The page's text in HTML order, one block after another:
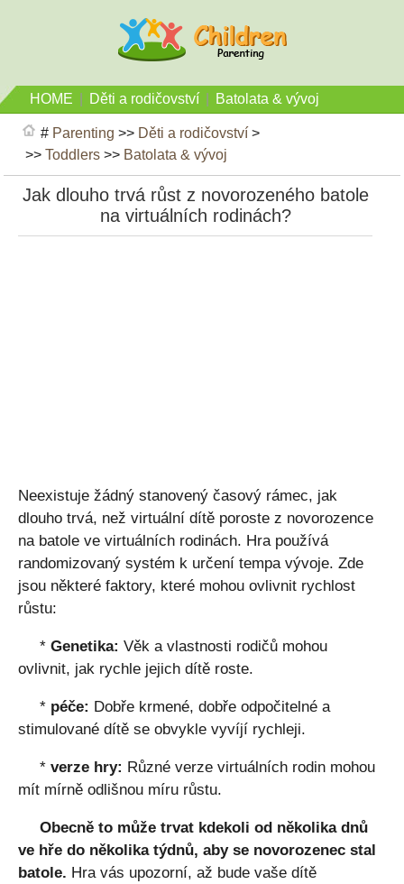
HOME Děti a rodičovství Batolata & vývoj
# Parenting >> Děti a rodičovství >
>>Toddlers >> Batolata & vývoj
Jak dlouho trvá růst z novorozeného batole
na virtuálních rodinách?
Neexistuje žádný stanovený časový rámec, jak
dlouho trvá, než virtuální dítě poroste z novorozence
na batole ve virtuálních rodinách. Hra používá
randomizovaný systém k určení tempa vývoje. Zde
jsou některé faktory, které mohou ovlivnit rychlost
růstu:
* Genetika: Věk a vlastnosti rodičů mohou
ovlivnit, jak rychle jejich dítě roste.
* péče: Dobře krmené, dobře odpočitelné a
stimulované dítě se obvykle vyvíjí rychleji.
* verze hry: Různé verze virtuálních rodin mohou
mít mírně odlišnou míru růstu.
Obecně to může trvat kdekoli od několika dnů
ve hře do několika týdnů, aby se novorozenec stal
batole. Hra vás upozorní, až bude vaše dítě